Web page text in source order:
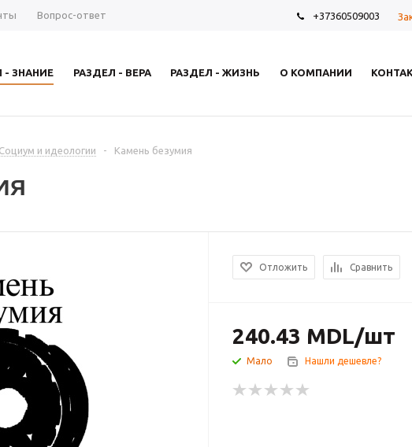
Вопрос-ответ +37360509003
- ЗНАНИЕ РАЗДЕЛ - ВЕРА РАЗДЕЛ - ЖИЗНЬ О КОМПАНИИ
Социум и идеологии - Камень безумия
Отложить Сравнить
240.43 MDL/шт
Мало Нашли дешевле?